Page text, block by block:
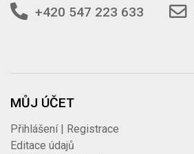
+420 547 223 633
MŮJ ÚČET
Přihlášení | Registrace
Editace údajů